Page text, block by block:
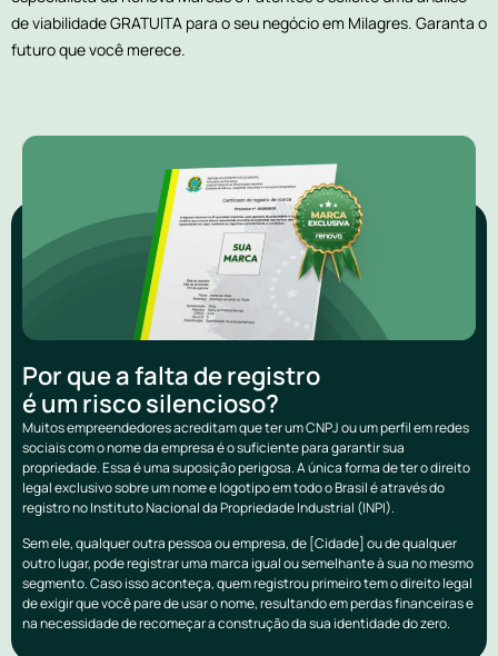
de viabilidade GRATUITA para o seu negócio em Milagres. Garanta o
futuro que você merece.
Por que a falta de registro
é um risco silencioso?
Muitos empreendedores acreditam que ter um CNPJ ou um perfil em redes
sociais com o nome da empresa é o suficiente para garantir sua
propriedade. Essa é uma suposição perigosa. A única forma de ter o direito
legal exclusivo sobre um nome e logotipo em todo o Brasil é através do
registro no Instituto Nacional da Propriedade Industrial (INPI).
Sem ele, qualquer outra pessoa ou empresa, de [Cidade] ou de qualquer
outro lugar, pode registrar uma marca igual ou semelhante à sua no mesmo
segmento. Caso isso aconteça, quem registrou primeiro tem o direito legal
de exigir que você pare de usar o nome, resultando em perdas financeiras e
na necessidade de recomeçar a construção da sua identidade do zero.